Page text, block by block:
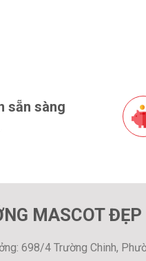
sẵn sàng
MASCOT ĐẸP
698/4 Trường Chinh,